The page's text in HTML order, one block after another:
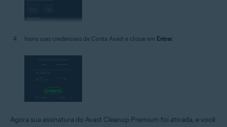
Insira suas credenciais da Conta Avast e clique em Entrar.
Agora sua assinatura do Avast Cleanup Premium foi ativada, e você